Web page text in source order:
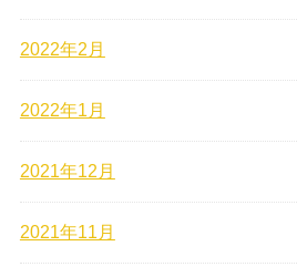
2022年2月
2022年1月
2021年12月
2021年11月